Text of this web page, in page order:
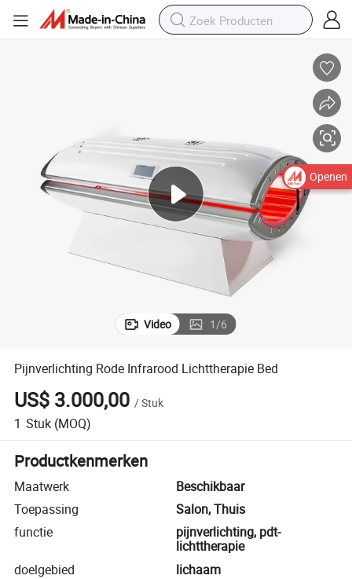
Video 1/6
Pijnverlichting Rode Infrarood Lichttherapie Bed
US$ 3.000,00 /Stuk
1 Stuk (MOQ)
Productkenmerken
Maatwerk
Beschikbaar
Toepassing
Salon, Thuis
functie
pijnverlichting, pdt-
lichttherapie
doelgebied
lichaam
Openen